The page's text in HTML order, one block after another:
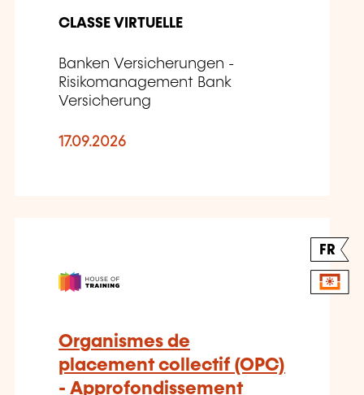
CLASSE VIRTUELLE
Banken Versicherungen -
Risikomanagement Bank
Versicherung
17.09.2026
FR
Organismes de
placement collectif (OPC)
- Approfondissement